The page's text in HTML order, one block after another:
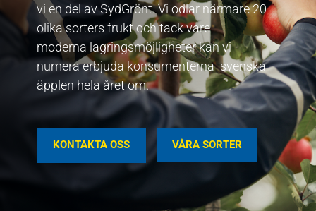
vi en del av SydGrönt. Vi odlar närmare 20
olika sorters frukt och tack vare
moderna lagringsmöjligheterkan vi
numera erbjuda konsumenterna svenska
äpplen hela året om.
KONTAKTA OSS VÅRA SORTER